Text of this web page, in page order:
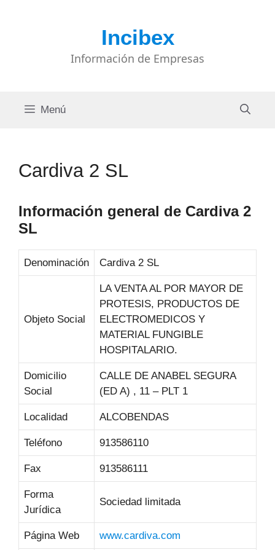
Incibex
Información de Empresas
Menú
Cardiva 2 SL
Información general de Cardiva 2
SL
Denominación Cardiva 2 SL
Objeto Social
LA VENTA AL POR MAYOR DE
PROTESIS, PRODUCTOS DE
ELECTROMEDICOS Y
MATERIAL FUNGIBLE
HOSPITALARIO.
Domicilio
Social
CALLE DE ANABEL SEGURA
(ED A) , 11 – PLT 1
Localidad ALCOBENDAS
Teléfono 913586110
Fax 913586111
Forma
Jurídica
Sociedad limitada
Página Web www.cardiva.com